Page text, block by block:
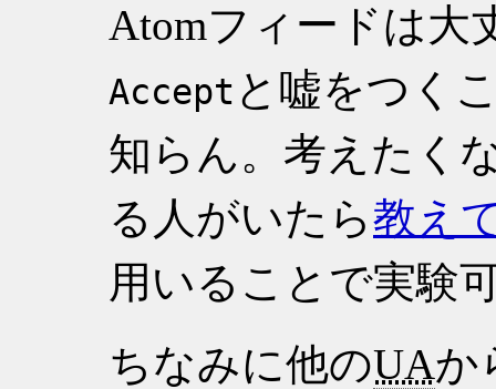
Atomフィードは大
Accept と嘘をつく
知らん。考えたく
る人がいたら教え
用いることで実験
ちなみに他のUAか